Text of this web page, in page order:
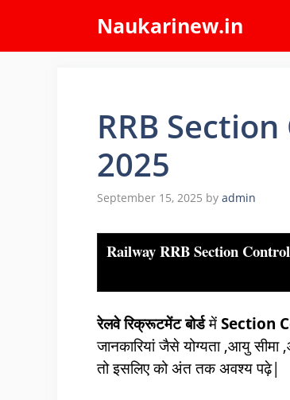
content
Naukarinew.in
RRB
2025
September 15, 2025 by admin
Railway RRB Section
रेलवे रिक्रूटमेंट बोर्डमें Section
जानकारियां जैसेयोग्यता ,आयु सीमा
तो इसलिए को अंत तक अवश्य पढ़े|